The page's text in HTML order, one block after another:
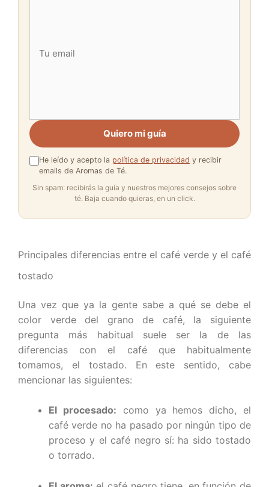
Quiero mi guía
He leído y acepto la política de privacidad y recibir
emails de Aromas de Té.
Sin spam: recibirás la guía y nuestros mejores consejos sobre
té. Baja cuando quieras, en un click.
Principales diferencias entre el café verde y el café
tostado
Una vez que ya la gente sabe a qué se debe el
color verde del grano de café, la siguiente
pregunta más habitual suele ser la de las
diferencias con el café que habitualmente
tomamos, el tostado. En este sentido, cabe
mencionar las siguientes:
El procesado: como ya hemos dicho, el
café verde no ha pasado por ningún tipo de
proceso y el café negro sí: ha sido tostado
o torrado.